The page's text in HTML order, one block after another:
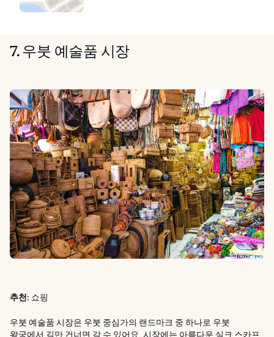
7. 우붓 예술품 시장
추천: 쇼핑
우붓 예술품 시장은 우붓 중심가의 랜드마크 중 하나로 우붓